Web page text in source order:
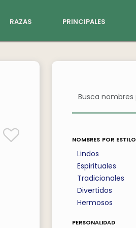
razas principales
nombres por estilo
Lindos
Espirituales
Tradicionales
Divertidos
Hermosos
personalidad